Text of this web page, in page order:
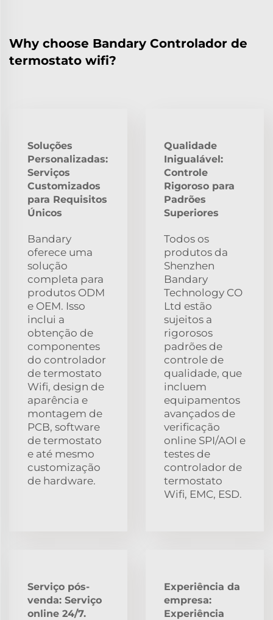
Why choose Bandary Controlador de
termostato wifi?
Soluções
Personalizadas:
Serviços
Customizados
para Requisitos
Únicos
Bandary
oferece uma
solução
completa para
produtos ODM
e OEM. Isso
inclui a
obtenção de
componentes
do controlador
de termostato
Wifi, design de
aparência e
montagem de
PCB, software
de termostato
e até mesmo
customização
de hardware.
Qualidade
Inigualável:
Controle
Rigoroso para
Padrões
Superiores
Todos os
produtos da
Shenzhen
Bandary
Technology CO
Ltd estão
sujeitos a
rigorosos
padrões de
controle de
qualidade, que
incluem
equipamentos
avançados de
verificação
online SPI/AOI e
testes de
controlador de
termostato
Wifi, EMC, ESD.
Serviço pós-
venda: Serviço
online 24/7.
Experiência da
empresa:
Experiência